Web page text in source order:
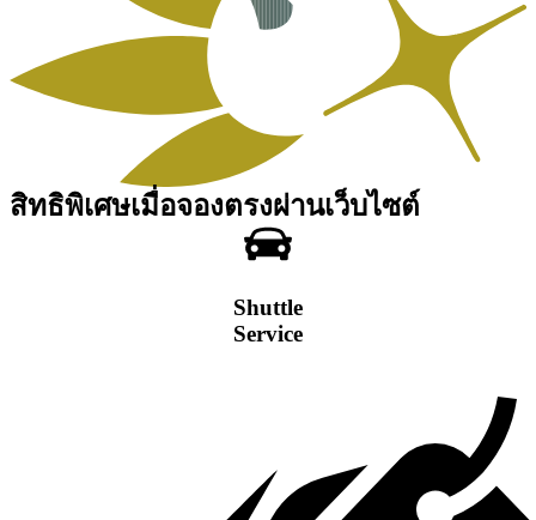
สิทธิพิเศษเมื่อจองตรงผ่านเว็บไซต์
Shuttle
Service